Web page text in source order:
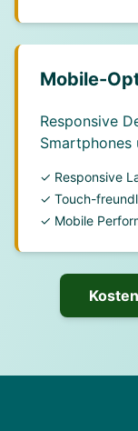
Mobile-
Responsive
Smartphones
✓ Responsive
✓ Touch-
✓ Mobile